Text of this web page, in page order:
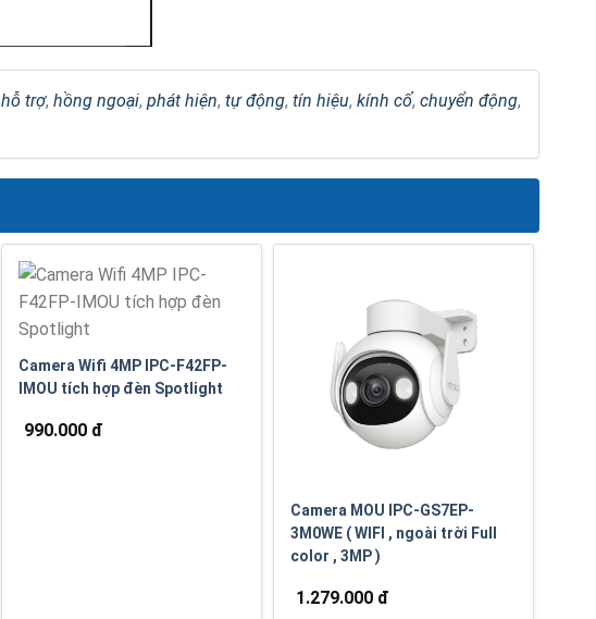
hỗ trợ, hồng ngoại, phát hiện, tự động, tín hiệu, kính cố, chuyển động,
Camera Wifi 4MP IPC-F42FP-
IMOU tích hợp đèn Spotlight
990.000 đ
Camera MOU IPC-GS7EP-
3M0WE ( WIFI , ngoài trời Full
color , 3MP )
1.279.000 đ